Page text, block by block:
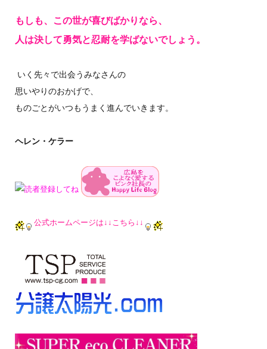
もしも、この世が喜びばかりなら、
人は決して勇気と忍耐を学ばないでしょう。
いく先々で出会うみなさんの
思いやりのおかげで、
ものごとがいつもうまく進んでいきます。
ヘレン・ケラー
公式ホームページは↓↓こちら↓↓